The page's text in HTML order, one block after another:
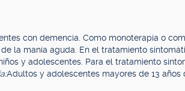
con demencia. Como monoterapia o
la manía aguda. En el tratamiento
y adolescentes. Para el tratamiento
Adultos y adolescentes mayores de 13 años